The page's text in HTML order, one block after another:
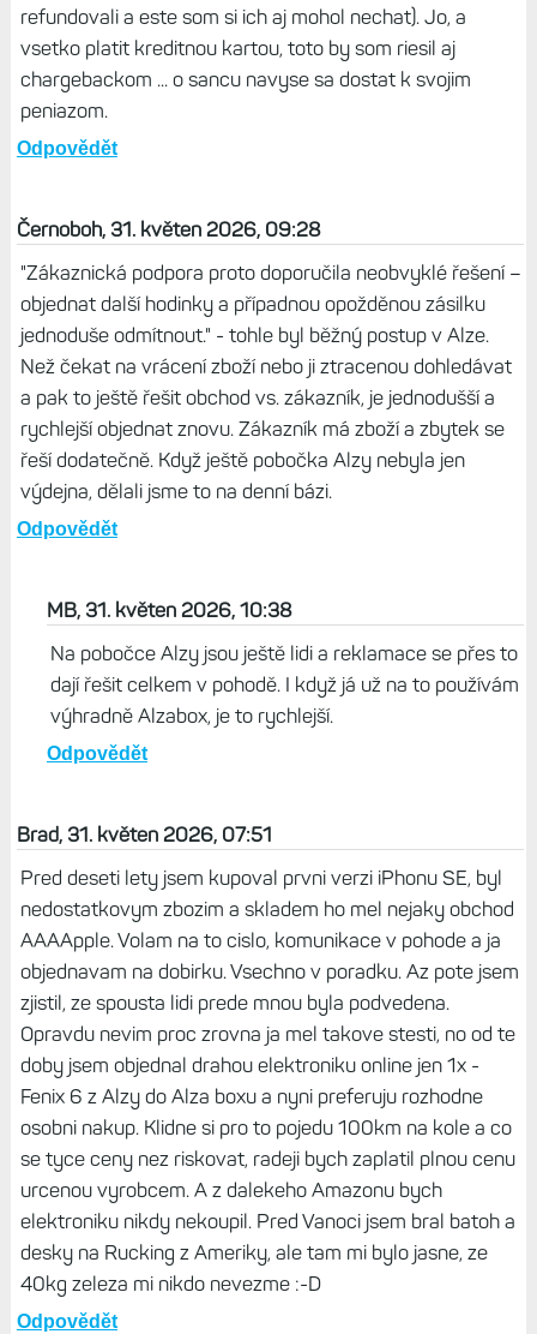
refundovali a este som si ich aj mohol nechat). Jo, a
vsetko platit kreditnou kartou, toto by som riesil aj
chargebackom ... o sancu navyse sa dostat k svojim
peniazom.
Odpovědět
Černoboh, 31. květen 2026, 09:28
"Zákaznická podpora proto doporučila neobvyklé řešení –
objednat další hodinky a případnou opožděnou zásilku
jednoduše odmítnout." - tohle byl běžný postup v Alze.
Než čekat na vrácení zboží nebo ji ztracenou dohledávat
a pak to ještě řešit obchod vs. zákazník, je jednodušší a
rychlejší objednat znovu. Zákazník má zboží a zbytek se
řeší dodatečně. Když ještě pobočka Alzy nebyla jen
výdejna, dělali jsme to na denní bázi.
Odpovědět
MB, 31. květen 2026, 10:38
Na pobočce Alzy jsou ještě lidi a reklamace se přes to
dají řešit celkem v pohodě. I když já už na to používám
výhradně Alzabox, je to rychlejší.
Odpovědět
Brad, 31. květen 2026, 07:51
Pred deseti lety jsem kupoval prvni verzi iPhonu SE, byl
nedostatkovym zbozim a skladem ho mel nejaky obchod
AAAApple. Volam na to cislo, komunikace v pohode a ja
objednavam na dobirku. Vsechno v poradku. Az pote jsem
zjistil, ze spousta lidi prede mnou byla podvedena.
Opravdu nevim proc zrovna ja mel takove stesti, no od te
doby jsem objednal drahou elektroniku online jen 1x -
Fenix 6 z Alzy do Alza boxu a nyni preferuju rozhodne
osobni nakup. Klidne si pro to pojedu 100km na kole a co
se tyce ceny nez riskovat, radeji bych zaplatil plnou cenu
urcenou vyrobcem. A z dalekeho Amazonu bych
elektroniku nikdy nekoupil. Pred Vanoci jsem bral batoh a
desky na Rucking z Ameriky, ale tam mi bylo jasne, ze
40kg zeleza mi nikdo nevezme :-D
Odpovědět